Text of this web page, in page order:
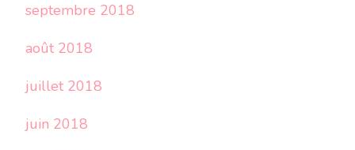
septembre 2018
août 2018
juillet 2018
juin 2018